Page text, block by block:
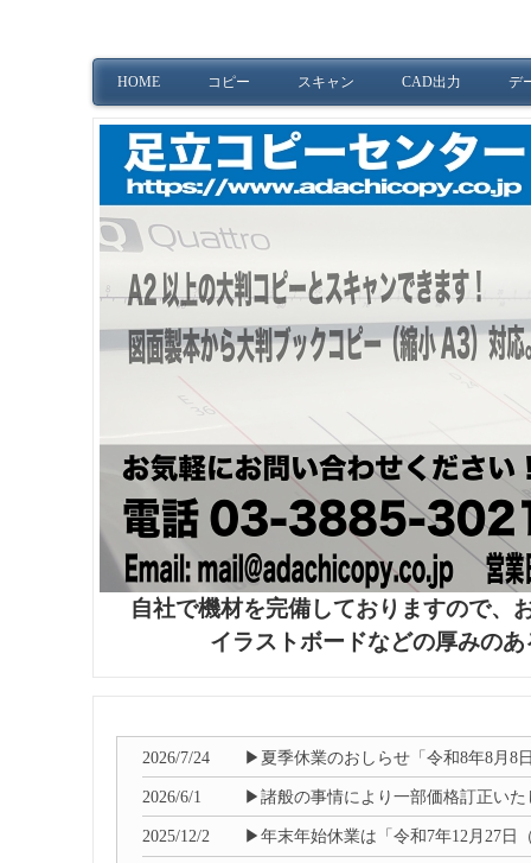
HOME コピー スキャン CAD出力 デ
自社で機材を完備しておりますので、
イラストボードなどの厚みの
2026/7/24 ▶夏季休業のおしらせ「令和8年8月8
2026/6/1 ▶諸般の事情により一部価格訂正いた
2025/12/2 ▶年末年始休業は「令和7年12月27日